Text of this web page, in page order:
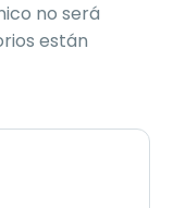
no será
están